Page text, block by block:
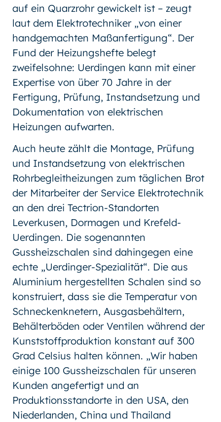
auf ein Quarzrohr gewickelt ist – zeugt
laut dem Elektrotechniker „von einer
handgemachten Maßanfertigung“. Der
Fund der Heizungshefte belegt
zweifelsohne: Uerdingen kann mit einer
Expertise von über 70 Jahre in der
Fertigung, Prüfung, Instandsetzung und
Dokumentation von elektrischen
Heizungen aufwarten.
Auch heute zählt die Montage, Prüfung
und Instandsetzung von elektrischen
Rohrbegleitheizungen zum täglichen Brot
der Mitarbeiter der Service Elektrotechnik
an den drei Tectrion-Standorten
Leverkusen, Dormagen und Krefeld-
Uerdingen. Die sogenannten
Gussheizschalen sind dahingegen eine
echte „Uerdinger-Spezialität“. Die aus
Aluminium hergestellten Schalen sind so
konstruiert, dass sie die Temperatur von
Schneckenknetern, Ausgasbehältern,
Behälterböden oder Ventilen während der
Kunststoffproduktion konstant auf 300
Grad Celsius halten können. „Wir haben
einige 100 Gussheizschalen für unseren
Kunden angefertigt und an
Produktionsstandorte in den USA, den
Niederlanden, China und Thailand